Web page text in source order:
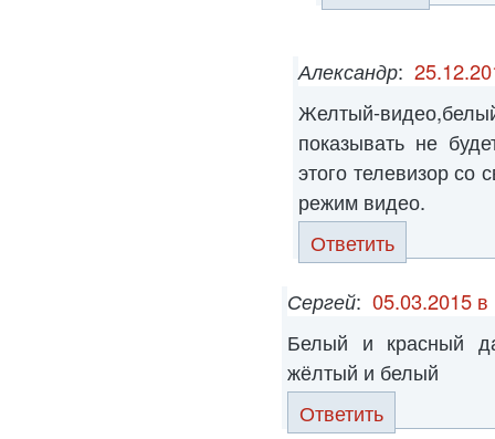
Александр:
Желтый-
показывать не
этого телевизор со
режим видео.
Ответить
Сергей: 05.03.2015 в
Белый и красный
жёлтый и белый
Ответить